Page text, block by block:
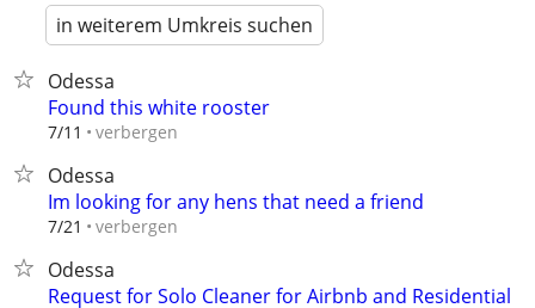
in weiterem Umkreis suchen
Odessa
Found this white rooster
7/11 verbergen
Odessa
Im looking for any hens that need a friend
7/21 verbergen
Odessa
Request for Solo Cleaner for Airbnb and Residential